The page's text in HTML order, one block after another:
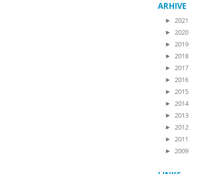
ARHIVE
► 2021
► 2020
► 2019
► 2018
► 2017
► 2016
► 2015
► 2014
► 2013
► 2012
► 2011
► 2009